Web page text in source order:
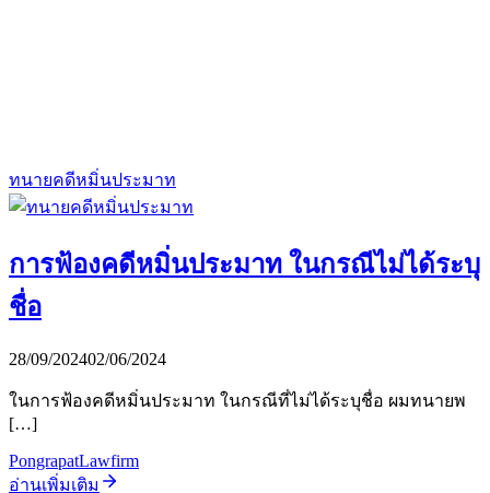
ทนายคดีหมิ่นประมาท
การฟ้องคดีหมิ่นประมาท ในกรณีไม่ได้ระบุ
ชื่อ
28/09/202402/06/2024
ในการฟ้องคดีหมิ่นประมาท ในกรณีที่ไม่ได้ระบุชื่อ ผมทนายพ
[…]
PongrapatLawfirm
อ่านเพิ่มเติม